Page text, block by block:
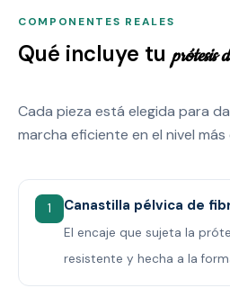
COMPONENTES REALES
Qué incluye tuprótesis
Cada pieza está elegida para
marcha eficiente en el nivel más
1 Canastilla pélvica de
El encaje que sujeta la
resistente y hecha a la